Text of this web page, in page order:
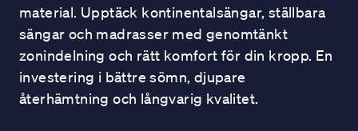
material. Upptäck kontinentalsängar, ställbara
sängar och madrasser med genomtänkt
zonindelning och rätt komfort för din kropp. En
investering i bättre sömn, djupare
återhämtning och långvarig kvalitet.